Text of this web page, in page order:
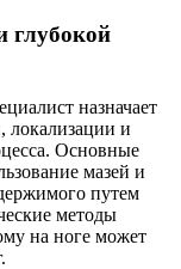
глубокой
назначает
локализации и
Основные
мазей и
путем
методы
на ноге может